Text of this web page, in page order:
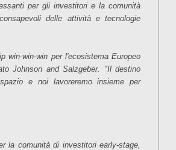
per gli investitori e la comunità
delle attività e tecnologie
win-win-win per l'ecosistema Europeo
Johnson and Salzgeber. "Il destino
e noi lavoreremo insieme per
la comunità di investitori early-stage,